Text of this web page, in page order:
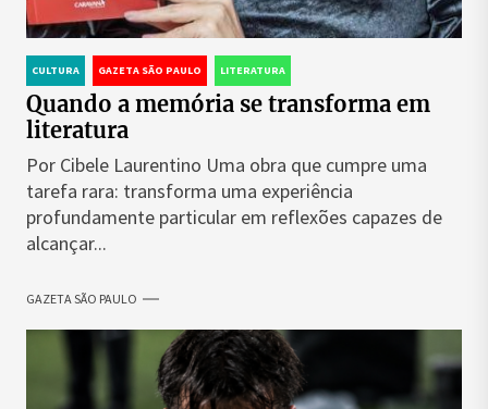
CULTURA GAZETA SÃO PAULO LITERATURA
Quando a memória se transforma em
literatura
Por Cibele Laurentino Uma obra que cumpre uma
tarefa rara: transforma uma experiência
profundamente particular em reflexões capazes de
alcançar...
GAZETA SÃO PAULO